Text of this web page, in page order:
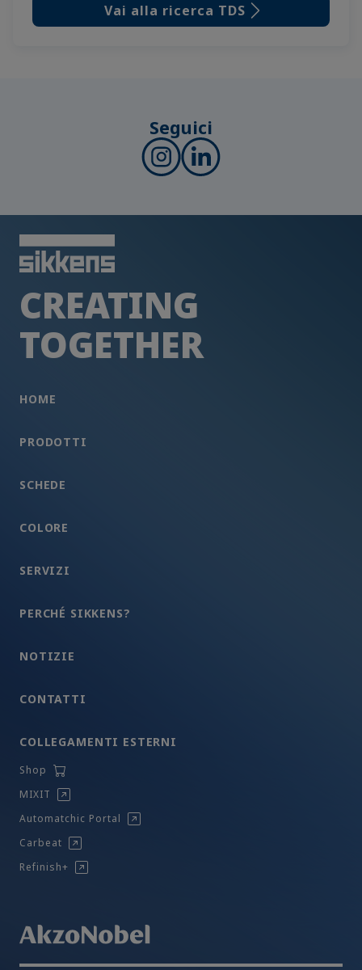
Vai alla ricerca TDS
Seguici
CREATING
TOGETHER
HOME
PRODOTTI
SCHEDE
COLORE
SERVIZI
PERCHÉ SIKKENS?
NOTIZIE
CONTATTI
COLLEGAMENTI ESTERNI
Shop
MIXIT
Automatchic Portal
Carbeat
Refinish+